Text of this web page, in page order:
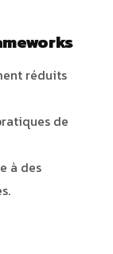
réduits
de
à des